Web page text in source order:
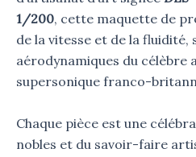
1/200, cette maquette de
de la vitesse et de la fluidité,
aérodynamiques du célèbre
supersonique franco-
Chaque pièce est une
nobles et du savoir-faire